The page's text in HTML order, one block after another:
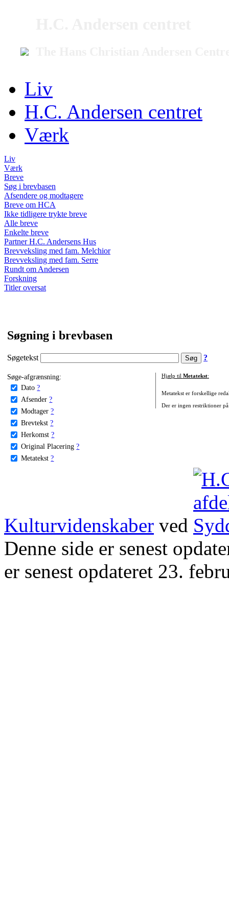
Liv
H.C. Andersen centret
Værk
Liv
Værk
Breve
Søg i brevbasen
Afsendere og modtagere
Breve om HCA
Ikke tidligere trykte breve
Alle breve
Enkelte breve
Partner H.C. Andersens Hus
Brevveksling med fam. Melchior
Brevveksling med fam. Serre
Rundt om Andersen
Forskning
Titler oversat
Søgning i brevbasen
Søgetekst ?
Søge-afgrænsning:
Dato ?
Afsender ?
Modtager ?
Brevtekst ?
Herkomst ?
Original Placering ?
Metatekst ?
Hjælp til Metatekst:
Metatekst er forskellige
Der er ingen restriktioner
Kulturvidenskaber ved
Denne side er senest
er senest opdateret 23.